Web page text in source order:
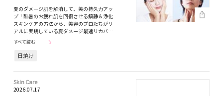
夏のダメージ肌を解消して、美の持久力アッ
プ！酷暑のお疲れ肌を回復させる鎮静＆浄化
スキンケアの方法から、美容のプロたちがリ
アルに実践している夏ダメージ最速リカバ…
すべて読む
日焼け
Skin Care
2026.07.17